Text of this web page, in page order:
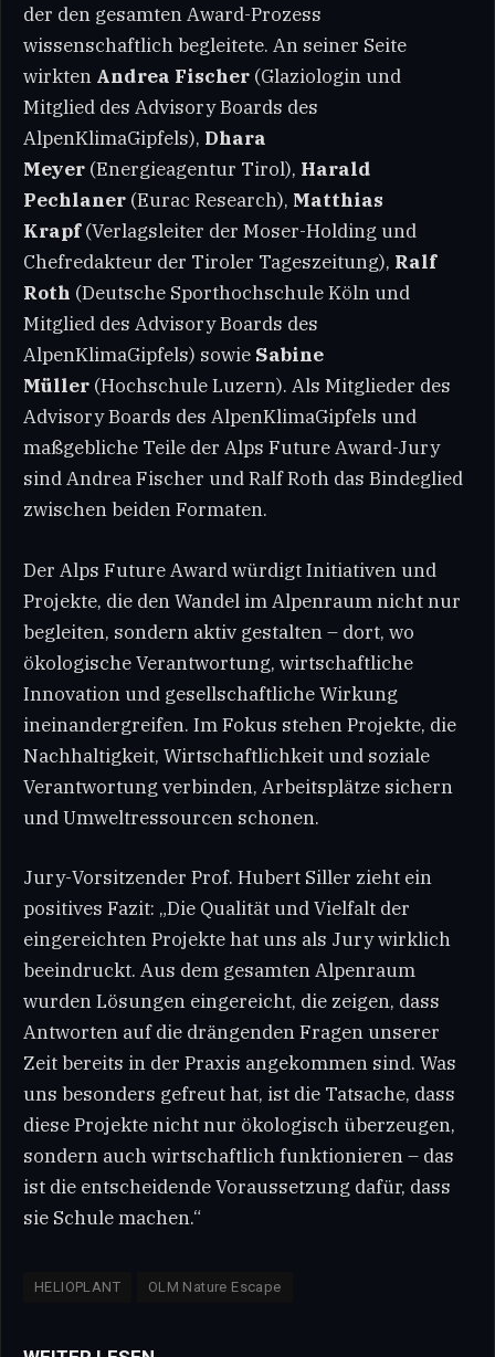
der den gesamten Award-Prozess
wissenschaftlich begleitete. An seiner Seite
wirkten Andrea Fischer (Glaziologin und
Mitglied des Advisory Boards des
AlpenKlimaGipfels), Dhara
Meyer (Energieagentur Tirol), Harald
Pechlaner (Eurac Research), Matthias
Krapf(Verlagsleiter der Moser-Holding und
Chefredakteur der Tiroler Tageszeitung), Ralf
Roth (Deutsche Sporthochschule Köln und
Mitglied des Advisory Boards des
AlpenKlimaGipfels) sowie Sabine
Müller (Hochschule Luzern). Als Mitglieder des
Advisory Boards des AlpenKlimaGipfels und
maßgebliche Teile der Alps Future Award-Jury
sind Andrea Fischer und Ralf Roth das Bindeglied
zwischen beiden Formaten.
Der Alps Future Award würdigt Initiativen und
Projekte, die den Wandel im Alpenraum nicht nur
begleiten, sondern aktiv gestalten – dort, wo
ökologische Verantwortung, wirtschaftliche
Innovation und gesellschaftliche Wirkung
ineinandergreifen. Im Fokus stehen Projekte, die
Nachhaltigkeit, Wirtschaftlichkeit und soziale
Verantwortung verbinden, Arbeitsplätze sichern
und Umweltressourcen schonen.
Jury-Vorsitzender Prof. Hubert Siller zieht ein
positives Fazit: „Die Qualität und Vielfalt der
eingereichten Projekte hat uns als Jury wirklich
beeindruckt. Aus dem gesamten Alpenraum
wurden Lösungen eingereicht, die zeigen, dass
Antworten auf die drängenden Fragen unserer
Zeit bereits in der Praxis angekommen sind. Was
uns besonders gefreut hat, ist die Tatsache, dass
diese Projekte nicht nur ökologisch überzeugen,
sondern auch wirtschaftlich funktionieren – das
ist die entscheidende Voraussetzung dafür, dass
sie Schule machen.“
HELIOPLANT OLM Nature Escape